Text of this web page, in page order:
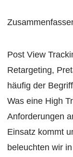
Post View
Retargeting,
häufig der
Was eine High
Anforderungen
Einsatz kommt
beleuchten wir